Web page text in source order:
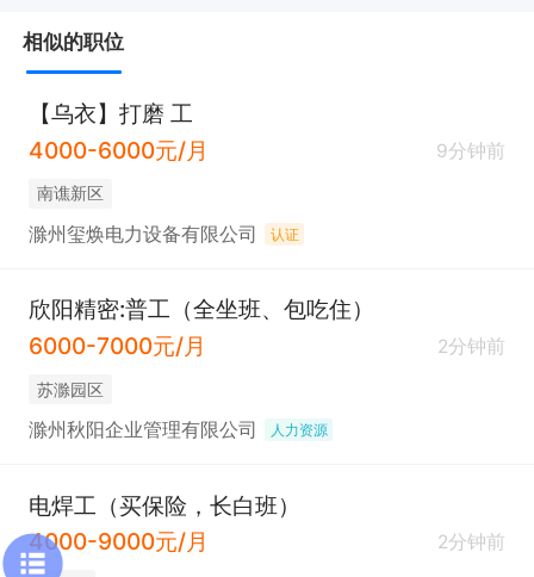
相似的职位
【乌衣】打磨 工
4000-6000元/月
9分钟前
南谯新区
滁州玺焕电力设备有限公司 认证
欣阳精密:普工（全坐班、包吃住）
6000-7000元/月
2分钟前
苏滁园区
滁州秋阳企业管理有限公司 人力资源
电焊工（买保险，长白班）
4000-9000元/月
2分钟前